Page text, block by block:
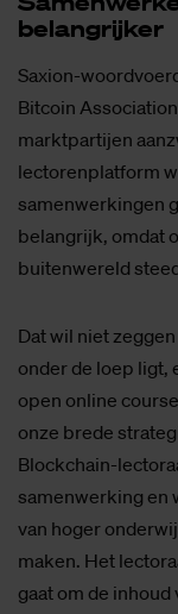
be­lang­rij­ker
Saxion-
Bitcoin
marktpartijen
lectorenplatform
samenwerkingen
belangrijk, omdat
buitenwereld
Dat wil niet
onder de loep ligt,
open online
onze brede
Blockchain-
samenwerking en
van hoger
maken. Het
gaat om de inhoud